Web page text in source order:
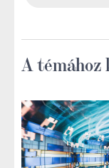
A témához